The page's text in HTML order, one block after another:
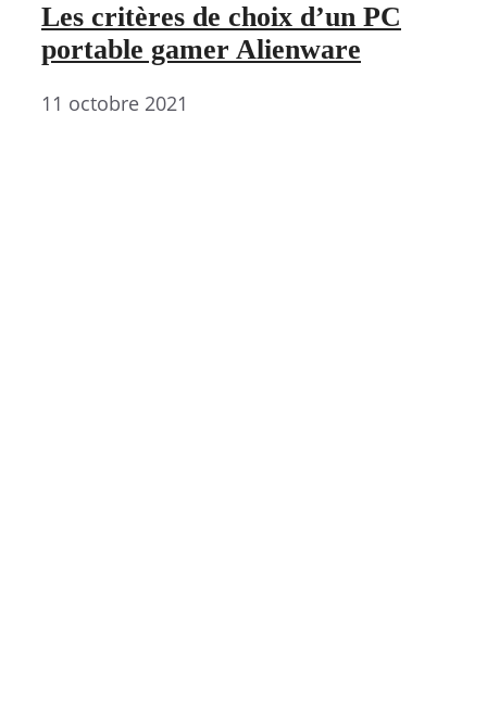
Les critères de choix d’un PC
portable gamer Alienware
11 octobre 2021